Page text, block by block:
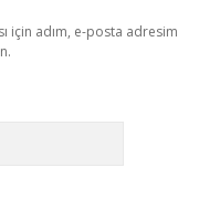
için adım, e-posta adresim